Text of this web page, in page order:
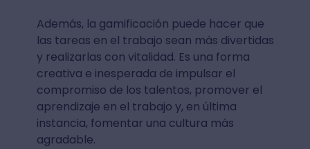
Además, la gamificación puede hacer que
las tareas en el trabajo sean más divertidas
y realizarlas con vitalidad. Es una forma
creativa e inesperada de impulsar el
compromiso de los talentos, promover el
aprendizaje en el trabajo y, en última
instancia, fomentar una cultura más
agradable.